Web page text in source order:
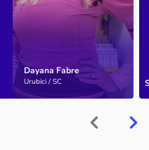
Dayana Fabre
Urubici / SC